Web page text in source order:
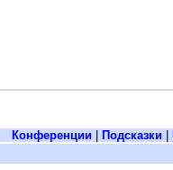
Конференции Подсказки